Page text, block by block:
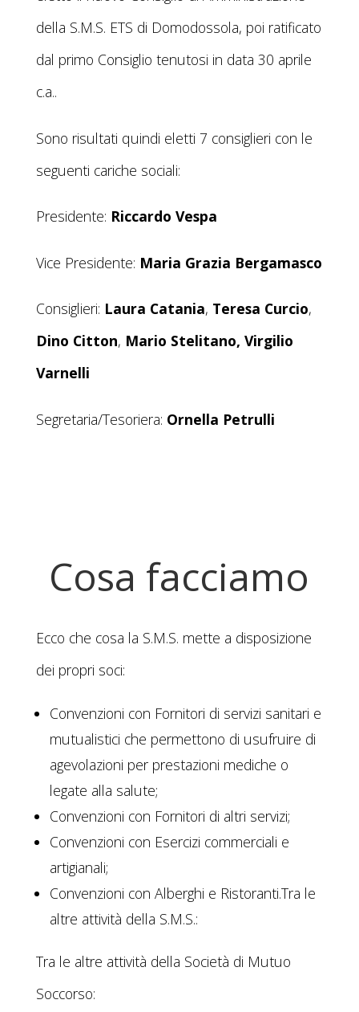
della S.M.S. ETS di Domodossola, poi ratificato
dal primo Consiglio tenutosi in data 30 aprile
c.a..
Sono risultati quindi eletti 7 consiglieri con le
seguenti cariche sociali:
Presidente: Riccardo Vespa
Vice Presidente: Maria Grazia Bergamasco
Consiglieri: Laura Catania, Teresa Curcio,
Dino Citton, Mario Stelitano, Virgilio
Varnelli
Segretaria/Tesoriera: Ornella Petrulli
Cosa facciamo
Ecco che cosa la S.M.S. mette a disposizione
dei propri soci:
Convenzioni con Fornitori di servizi sanitari e
mutualistici che permettono di usufruire di
agevolazioni per prestazioni mediche o
legate alla salute;
Convenzioni con Fornitori di altri servizi;
Convenzioni con Esercizi commerciali e
artigianali;
Convenzioni con Alberghi e Ristoranti.Tra le
altre attività della S.M.S.:
Tra le altre attività della Società di Mutuo
Soccorso: